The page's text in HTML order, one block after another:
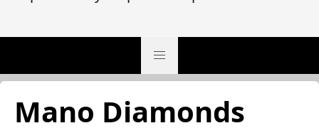
Mano Diamonds